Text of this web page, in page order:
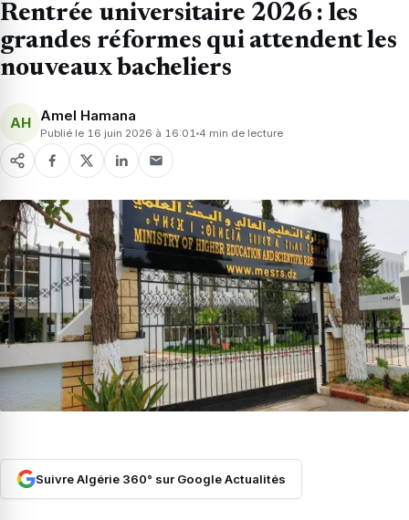
Rentrée universitaire 2026 : les
grandes réformes qui attendent les
nouveaux bacheliers
AH Amel Hamana
Publié le 16 juin 2026 à 16:01 4 min de lecture
Suivre Algérie 360° sur Google Actualités